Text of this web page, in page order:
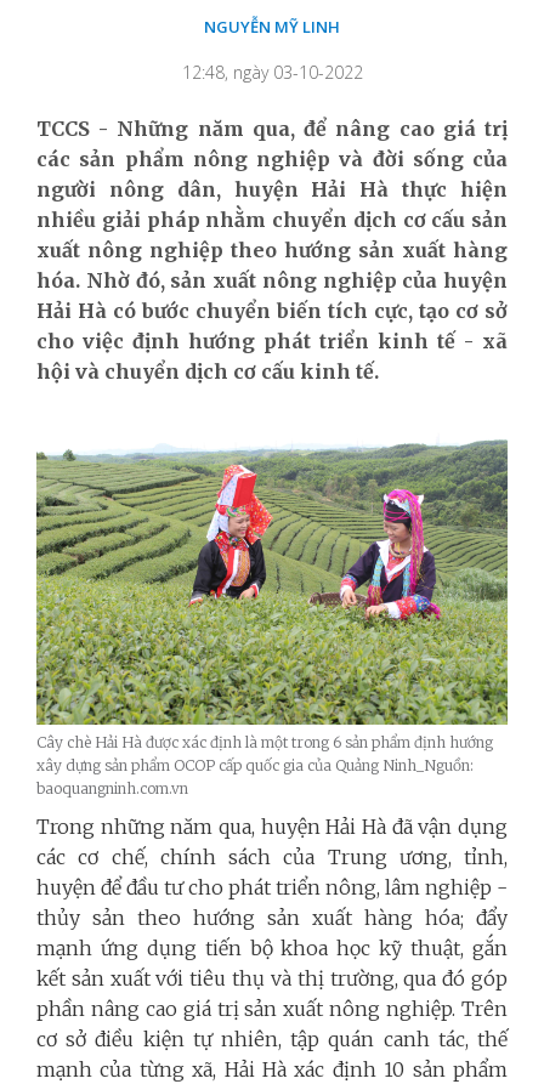
NGUYỄN MỸ LINH
12:48, ngày 03-10-2022
TCCS - Những năm qua, để nâng cao giá trị
các sản phẩm nông nghiệp và đời sống của
người nông dân, huyện Hải Hà thực hiện
nhiều giải pháp nhằm chuyển dịch cơ cấu sản
xuất nông nghiệp theo hướng sản xuất hàng
hóa. Nhờ đó, sản xuất nông nghiệp của huyện
Hải Hà có bước chuyển biến tích cực, tạo cơ sở
cho việc định hướng phát triển kinh tế - xã
hội và chuyển dịch cơ cấu kinh tế.
Cây chè Hải Hà được xác định là một trong 6 sản phẩm định hướng
xây dựng sản phẩm OCOP cấp quốc gia của Quảng Ninh_Nguồn:
baoquangninh.com.vn
Trong những năm qua, huyện Hải Hà đã vận dụng
các cơ chế, chính sách của Trung ương, tỉnh,
huyện để đầu tư cho phát triển nông, lâm nghiệp -
thủy sản theo hướng sản xuất hàng hóa; đẩy
mạnh ứng dụng tiến bộ khoa học kỹ thuật, gắn
kết sản xuất với tiêu thụ và thị trường, qua đó góp
phần nâng cao giá trị sản xuất nông nghiệp. Trên
cơ sở điều kiện tự nhiên, tập quán canh tác, thế
mạnh của từng xã, Hải Hà xác định 10 sản phẩm